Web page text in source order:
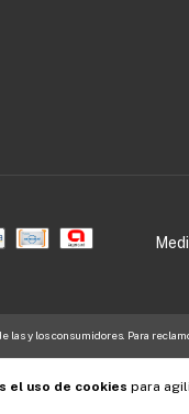
el uso de cookies para
las y los consumidores. Para